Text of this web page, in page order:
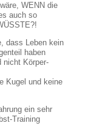
WENN die
auch so
dass Leben kein
haben
nicht Körper-
Kugel und keine
ein sehr
Training